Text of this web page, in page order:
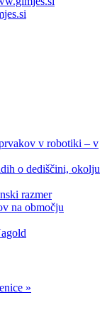
v robotiki – v
o dediščini, okolju
razmer
na območju
»